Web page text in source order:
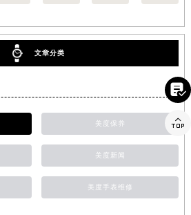
文章分类
美度保养
美度新闻
美度手表维修

